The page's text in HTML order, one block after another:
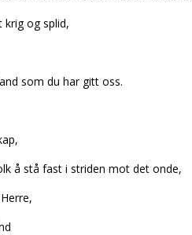
og splid,
som du har gitt oss.
å stå fast i striden mot det onde,